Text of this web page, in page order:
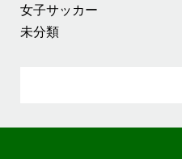
女子サッカー
未分類